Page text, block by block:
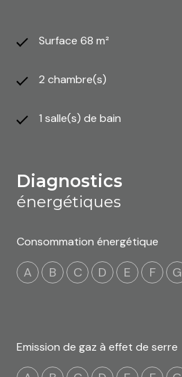
Surface 68 m²
2 chambre(s)
1 salle(s) de bain
diagnostics
énergétiques
Consommation énergétique
A B C D E F G
Emission de gaz à effet de serre